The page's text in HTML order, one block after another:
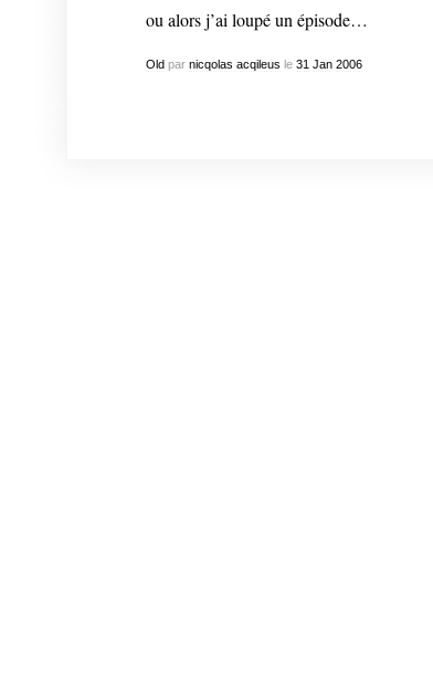
ou alors j’ai loupé un épisode…
Oldpar nicqolas acqileus le 31 Jan 2006